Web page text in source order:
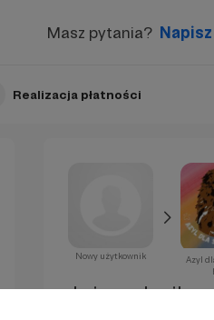
Masz pytania?
Realizacja płatności
Nowy użytkownik
Azyl
Już za chwilę